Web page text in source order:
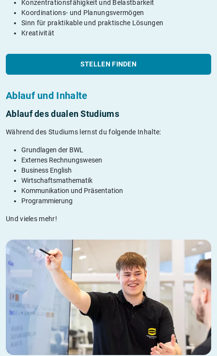
Konzentrationsfähigkeit und Belastbarkeit
Koordinations- und Planungsvermögen
Sinn für praktikable und praktische Lösungen
Kreativität
STELLEN FINDEN
Ablauf und Inhalte
Ablauf des dualen Studiums
Während des Studiums lernst du folgende Inhalte:
Grundlagen der BWL
Externes Rechnungswesen
Business English
Wirtschaftsmathematik
Kommunikation und Präsentation
Programmierung
Und vieles mehr!